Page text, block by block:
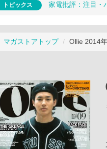
トピックス 家電批評：注目・
マガストアトップ Ollie 2014